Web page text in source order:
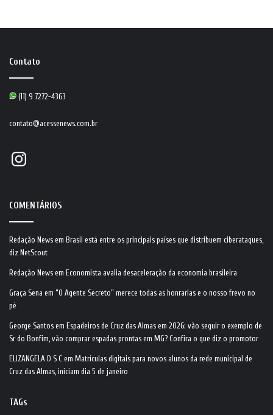
Contato
(11) 9 7272-4363
contato@acessenews.com.br
Instagram
COMENTÁRIOS
Redação News em Brasil está entre os principais países que distribuem ciberataques,
diz NetScout
Redação News em Economista avalia desaceleração da economia brasileira
Graça Sena em “O Agente Secreto” merece todas as honrarias e o nosso frevo no
pé
George Santos em Espadeiros de Cruz das Almas em 2026: vão seguir o exemplo de
Sr do Bonfim, vão comprar espadas prontas em MG? Confira o que diz o promotor
ELIZANGELA D S C em Matrículas digitais para novos alunos da rede municipal de
Cruz das Almas, iniciam dia 5 de janeiro
TAGs